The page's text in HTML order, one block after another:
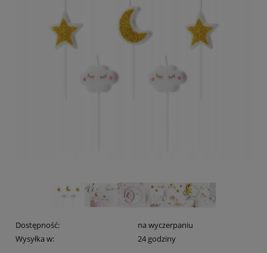
Dostępność:
na wyczerpaniu
Wysyłka w:
24 godziny